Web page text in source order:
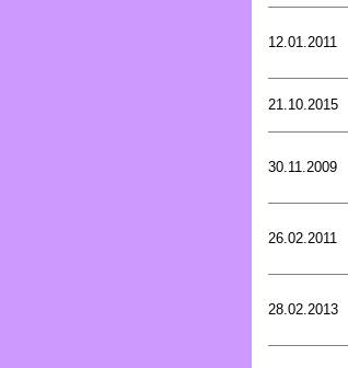
12.01.2011
21.10.2015
30.11.2009
26.02.2011
28.02.2013